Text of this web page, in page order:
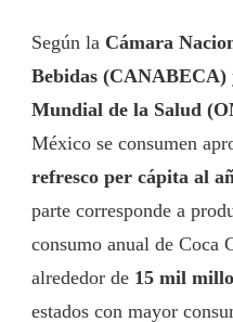
Según la Cámara
Bebidas (CANABECA)
Mundial de la Salud
México se consumen
refresco per cápita al
parte corresponde a
consumo anual de Coca
alrededor de 15 mil
estados con mayor